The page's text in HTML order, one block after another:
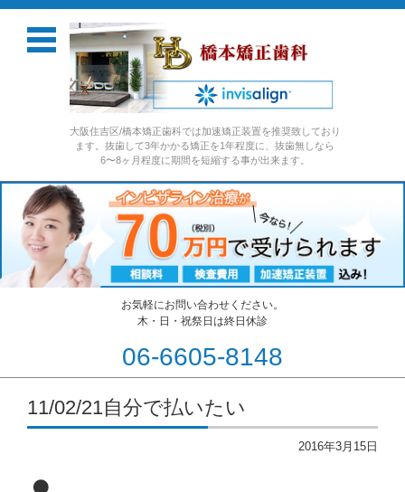
大阪住吉区/橋本矯正歯科では加速矯正装置を推奨致しており
ます。抜歯して3年かかる矯正を1年程度に、抜歯無しなら
6〜8ヶ月程度に期間を短縮する事が出来ます。
お気軽にお問い合わせください。
木・日・祝祭日は終日休診
06-6605-8148
コンテンツに移動
11/02/21自分で払いたい
2016年3月15日